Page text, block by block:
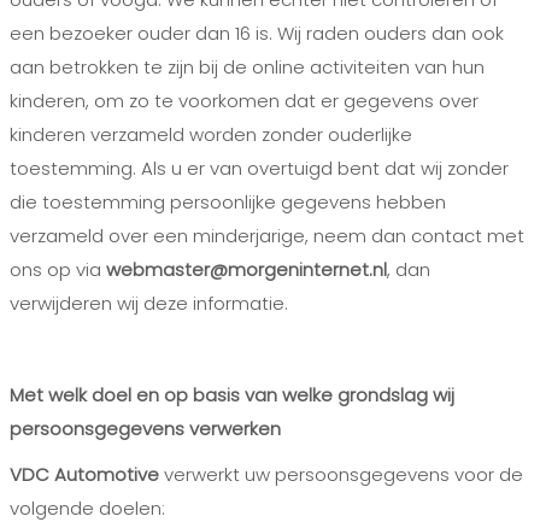
een bezoeker ouder dan 16 is. Wij raden ouders dan ook
aan betrokken te zijn bij de online activiteiten van hun
kinderen, om zo te voorkomen dat er gegevens over
kinderen verzameld worden zonder ouderlijke
toestemming. Als u er van overtuigd bent dat wij zonder
die toestemming persoonlijke gegevens hebben
verzameld over een minderjarige, neem dan contact met
ons op via webmaster@morgeninternet.nl, dan
verwijderen wij deze informatie.
Met welk doel en op basis van welke grondslag wij
persoonsgegevens verwerken
VDC Automotiveverwerkt uw persoonsgegevens voor de
volgende doelen: